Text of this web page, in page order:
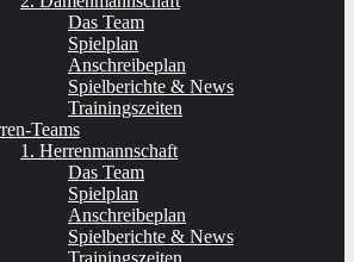
Das Team
Spielplan
Anschreibeplan
Spielberichte & News
Trainingszeiten
Teams
1. Herrenmannschaft
Das Team
Spielplan
Anschreibeplan
Spielberichte & News
Trainingszeiten